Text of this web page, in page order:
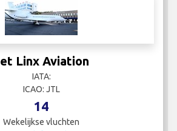
Jet Linx Aviation
IATA:
ICAO: JTL
14
Wekelijkse vluchten
Meer informatie